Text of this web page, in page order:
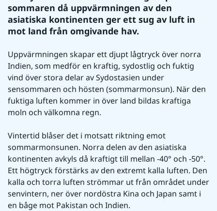
sommaren då uppvärmningen av den
asiatiska kontinenten ger ett sug av luft in
mot land från omgivande hav.
Uppvärmningen skapar ett djupt lågtryck över norra
Indien, som medför en kraftig, sydostlig och fuktig
vind över stora delar av Sydostasien under
sensommaren och hösten (sommarmonsun). När den
fuktiga luften kommer in över land bildas kraftiga
moln och välkomna regn.
Vintertid blåser det i motsatt riktning emot
sommarmonsunen. Norra delen av den asiatiska
kontinenten avkyls då kraftigt till mellan -40° och -50°.
Ett högtryck förstärks av den extremt kalla luften. Den
kalla och torra luften strömmar ut från området under
senvintern, ner över nordöstra Kina och Japan samt i
en båge mot Pakistan och Indien.